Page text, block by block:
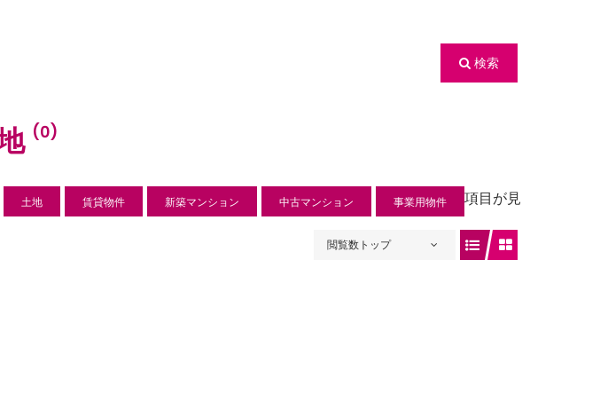
検索
(0)
土地 賃貸物件 新築マンション 中古マンション 事業用物件
閲覧数トップ
項目が見